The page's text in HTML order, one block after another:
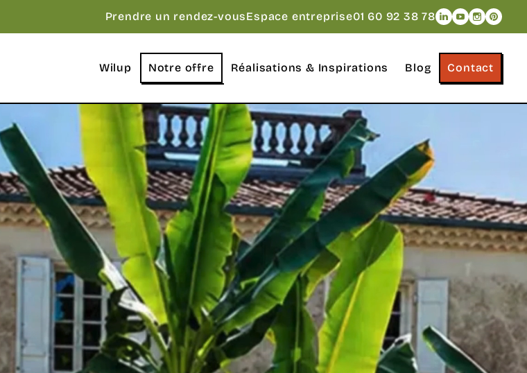
Prendre un rendez-vousEspace entreprise01 60 92 38 78Naviguer vers
Naviguer
Naviguer
Wilup
Notre offre Réalisations & Inspirations Blog Contact